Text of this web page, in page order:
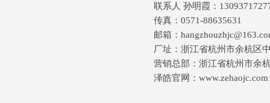
联系人 孙明霞：
传真：0571-88635631
邮箱：
厂址：浙江省杭州市余杭区
营销总部：浙江省杭州市余
泽皓官网：www.zehaojc.com